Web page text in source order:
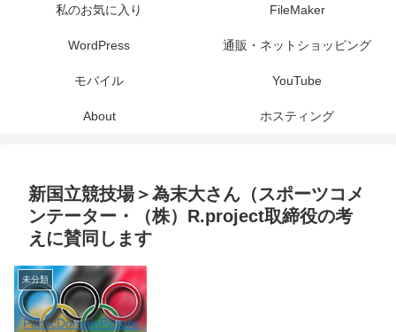
私のお気に入り FileMaker
WordPress 通販・ネットショッピング
モバイル YouTube
About ホスティング
新国立競技場＞為末大さん（スポーツコメ
ンテーター・（株）R.project取締役の考
えに賛同します
未分類
PublicDomainPicture